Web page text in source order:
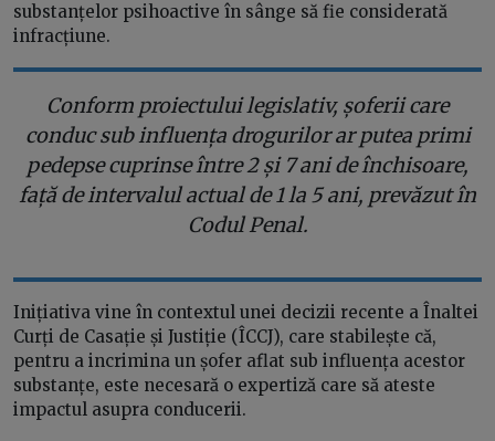
substanțelor psihoactive în sânge să fie considerată
infracțiune.
Conform proiectului legislativ, șoferii care
conduc sub influența drogurilor ar putea primi
pedepse cuprinse între 2 și 7 ani de închisoare,
față de intervalul actual de 1 la 5 ani, prevăzut în
Codul Penal.
Inițiativa vine în contextul unei decizii recente a Înaltei
Curți de Casație și Justiție (ÎCCJ), care stabilește că,
pentru a incrimina un șofer aflat sub influența acestor
substanțe, este necesară o expertiză care să ateste
impactul asupra conducerii.